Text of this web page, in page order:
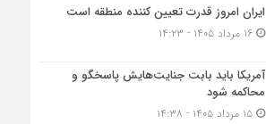
ایران امروز قدرت تعیین کننده منطقه است
۱۶ مرداد ۱۴۰۵ - ۱۴:۲۳
آمریکا باید بابت جنایت‌هایش پاسخگو و
محاکمه شود
۱۵ مرداد ۱۴۰۵ - ۱۴:۳۸